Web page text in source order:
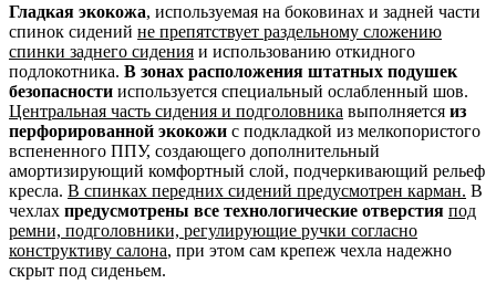
Гладкая экокожа, используемая на боковинах и задней части
спинок сидений не препятствует раздельному сложению
спинки заднего сидения и использованию откидного
подлокотника. В зонах расположения штатных подушек
безопасности используется специальный ослабленный шов.
Центральная часть сидения и подголовника выполняется из
перфорированной экокожи с подкладкой из мелкопористого
вспененного ППУ, создающего дополнительный
амортизирующий комфортный слой, подчеркивающий рельеф
кресла. В спинках передних сидений предусмотрен карман. В
чехлах предусмотрены все технологические отверстия под
ремни, подголовники, регулирующие ручки согласно
конструктиву салона, при этом сам крепеж чехла надежно
скрыт под сиденьем.